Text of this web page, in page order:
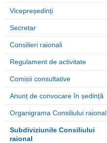
Vicepreședinți
Secretar
Consilieri raionali
Regulament de activitate
Comisii consultative
Anunț de convocare în ședință
Organigrama Consiliului raional
Subdiviziunile Consiliului
raional